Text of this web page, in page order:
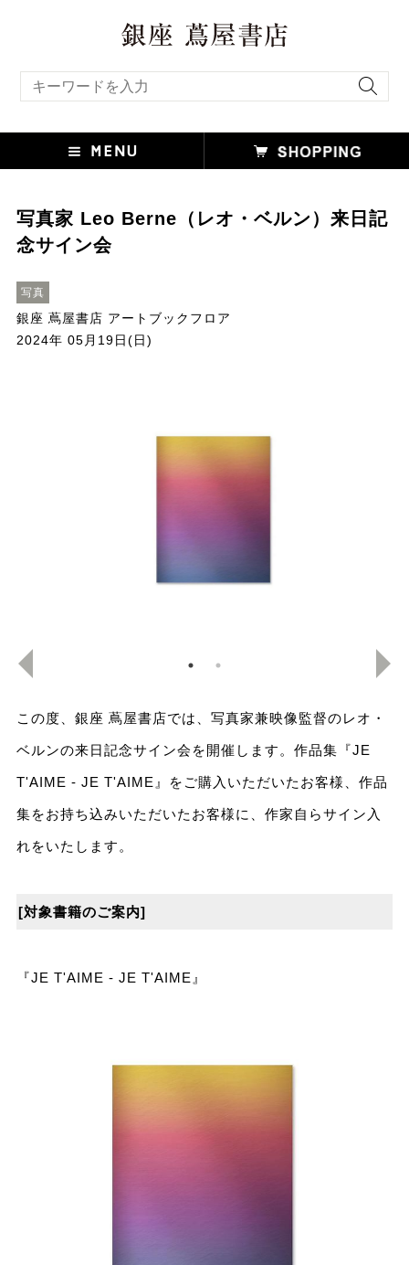
写真家 Leo Berne（レオ・ベルン）来日記
念サイン会
写真
銀座 蔦屋書店 アートブックフロア
2024年 05月19日(日)
この度、銀座 蔦屋書店では、写真家兼映像監督のレオ・
ベルンの来日記念サイン会を開催します。作品集『JE
T'AIME - JE T'AIME』をご購入いただいたお客様、作品
集をお持ち込みいただいたお客様に、作家自らサイン入
れをいたします。
[対象書籍のご案内]
『JE T'AIME - JE T'AIME』